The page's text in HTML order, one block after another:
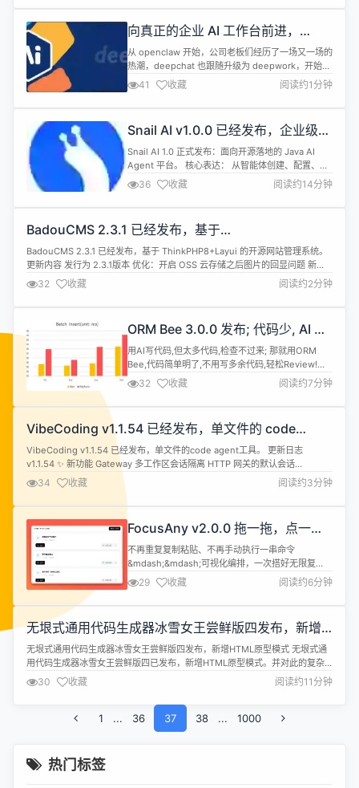
线篡改）枯燥且零散，初级运维看不懂，高级运维忙于救火，宝贵的排查经验
长期沉积在...
向真正的企业 AI 工作台前进，
deepwork 全面升级 skills 能力
从 openclaw 开始，公司老板们经历了一场又一场的
热潮，deepchat 也跟随升级为 deepwork，开始探
索企业数字员工助手 本次更新： skills升级为我的
skills，增加多种skills类型 新增skills广场，SAAS
内全部租户可用。不止系统内能用，skill可安装到任
布更多安全...
41 收藏 阅读约1分钟
Snail AI v1.0.0 已经发布，企业级
AI Agent 平台
Snail AI 1.0 正式发布：面向开源落地的 Java AI
Agent 平台。 核心表达： 从智能体创建、配置、对
话、工具调用到外部集成形成闭环。 从文档上传、切
片、向量化、检索、问答到智能体调用形成 RAG 闭
环。 模型、资源、用户、技能、MCP、OpenAPI、
Docker、截图和源码保持一致，降...
36 收藏 阅读约14分钟
BadouCMS 2.3.1 已经发布，基于
ThinkPHP8+Layui 的开源网站管理系统
BadouCMS 2.3.1 已经发布，基于 ThinkPHP8+Layui 的开源网站管理系统。
更新内容 发行为 2.3.1版本 优化：开启 OSS 云存储之后图片的回显问题 新
增：菜单增加快捷菜单列，可显示在控制台 404 优化： api 查询内容多图 优
化：增加保留操作日志的时限 优化：升级PhpSpreadsheet 优化：设置默认语
言后，后台数据...
32 收藏 阅读约2分钟
ORM Bee 3.0.0 发布; 代码少, AI 写
代码轻松 Review
用AI写代码,但太多代码,检查不过来; 那就用ORM
Bee,代码简单明了,不用写多余代码,轻松Review!
Bee, 接口简单，功能齐全，支持原生分页；分库分
表 (Sharding 分片) ，也支持 MongoDB ORM. 你可
以同时使用多种数据库；面向对象和自定义 sql 都全
时，可以轻松写 sql. B...
32 收藏 阅读约7分钟
VibeCoding v1.1.54 已经发布，单文件的 code
agent 工具
VibeCoding v1.1.54 已经发布，单文件的code agent工具。 更新日志
v1.1.54 ✨ 新功能 Gateway 多工作区会话隔离 HTTP 网关的默认会话
（x_session_id 为空时）改为按工作目录（workDir）进行隔离，不再共享全
局唯一的默认会话，从而防止不同工作区的客户端混用会话上下文。 新增
OpenByIDExac...
34 收藏 阅读约3分钟
FocusAny v2.0.0 拖一拖，点一
点，你的自动化工作流就搭好了
不再重复复制粘贴、不再手动执行一串命令
&mdash;&mdash;可视化编排，一次搭好无限复
用。 FocusAny 是一款融合全局搜索、AI 大模型、
MCP 协议和插件生态的开源效率工具。v2.0 带来的
可视化工作流引擎，让你像搭积木一样搭建自动化流
在画布上完成。 🧩 可视化编排：6 种节点，想怎么
连就怎么...
29 收藏 阅读约6分钟
无垠式通用代码生成器冰雪女王尝鲜版四发布，新增
HTML 原型模式
无垠式通用代码生成器冰雪女王尝鲜版四发布，新增HTML原型模式 无垠式通
用代码生成器冰雪女王尝鲜版四已发布，新增HTML原型模式。并对此的复杂
版面功能深入出错，更多测试，更优质量。由于现在编译后的war包已达
155M。无法下载。所以请所有用户使用Maven自行从源码编译。 项目地址：
https://gitee.com/jerryshensjf/Infini...
30 收藏 阅读约11分钟
1 ... 36 37 38 ... 1000
热门标签